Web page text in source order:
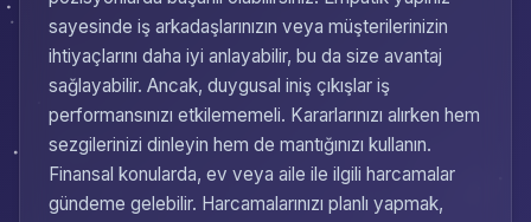
sayesinde iş arkadaşlarınızın veya müşterilerinizin
ihtiyaçlarını daha iyi anlayabilir, bu da size avantaj
sağlayabilir. Ancak, duygusal iniş çıkışlar iş
performansınızı etkilememeli. Kararlarınızı alırken hem
sezgilerinizi dinleyin hem de mantığınızı kullanın.
Finansal konularda, ev veya aile ile ilgili harcamalar
gündeme gelebilir. Harcamalarınızı planlı yapmak,